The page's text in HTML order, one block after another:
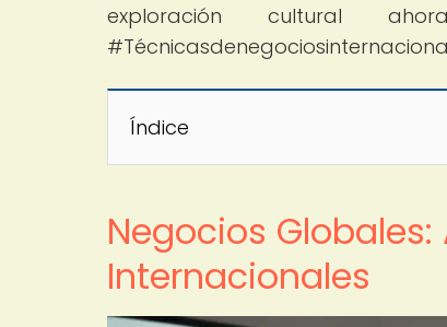
exploración cultural ahora!
Índice
Negocios
Internacionales